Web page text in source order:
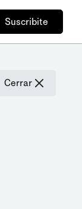
Suscribite
Cerrar